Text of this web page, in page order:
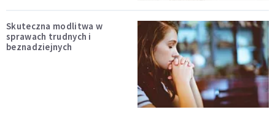
Skuteczna modlitwa w
sprawach trudnych i
beznadziejnych